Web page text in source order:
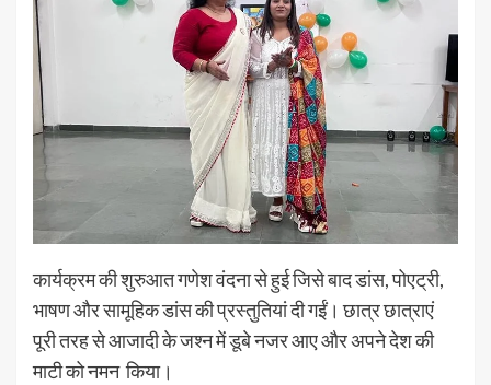
कार्यक्रम की शुरुआत गणेश वंदना से हुई जिसे बाद डांस, पोएट्री,
भाषण और सामूहिक डांस की प्रस्तुतियां दी गईं। छात्र छात्राएं
पूरी तरह से आजादी के जश्न में डूबे नजर आए और अपने देश की
माटी को नमन किया।